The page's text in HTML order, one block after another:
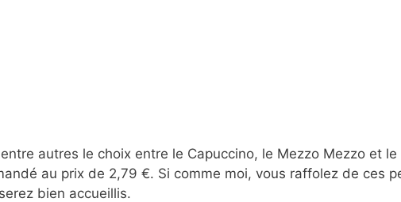
autres le choix entre le Capuccino, le Mezzo Mezzo et le
au prix de 2,79 €. Si comme moi, vous raffolez de ces
bien accueillis.